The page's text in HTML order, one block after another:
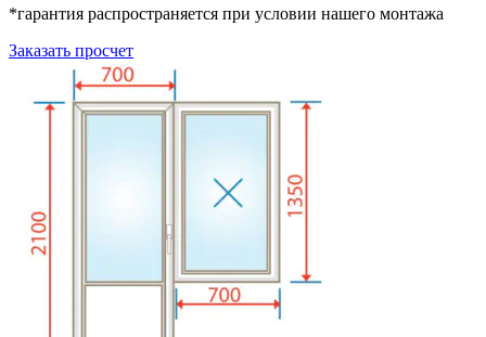
*гарантия распространяется при условии нашего монтажа
Заказать просчет